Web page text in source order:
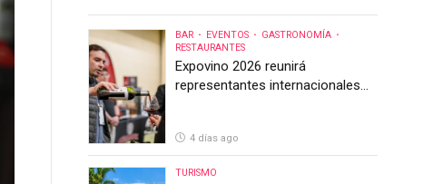
BAR EVENTOS
GASTRONOMÍA
RESTAURANTES
Expovino 2026 reunirá
representantes internacionales
4 días ago
TURISMO